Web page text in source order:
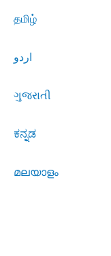
தமிழ்
اردو
ગુજરાતી
ಕನ್ನಡ
മലയാളം